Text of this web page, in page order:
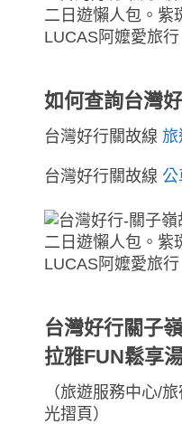
如何查詢台灣
台灣好行關故線
台灣好行關故線
台灣好行關子
拉雅FUN鬆享
（旅遊服務中心/
光摺頁）